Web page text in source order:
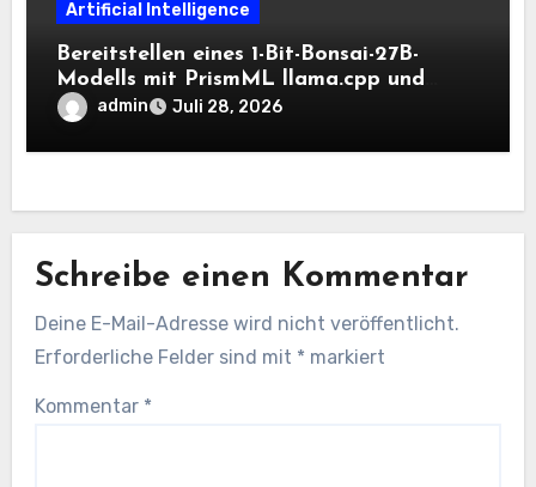
Artificial Intelligence
Bereitstellen eines 1-Bit-Bonsai-27B-
Modells mit PrismML llama.cpp und
OpenAI-kompatiblen lokalen Inferenz-
Workflows
admin Juli 28, 2026
Schreibe einen Kommentar
Deine E-Mail-Adresse wird nicht veröffentlicht.
Erforderliche Felder sind mit * markiert
Kommentar *